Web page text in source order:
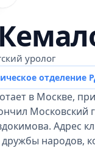
уролог
отделение
в Москве,
Московский
Адрес
народов,